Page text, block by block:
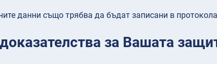
данни също трябва да бъдат записани в
за Вашата